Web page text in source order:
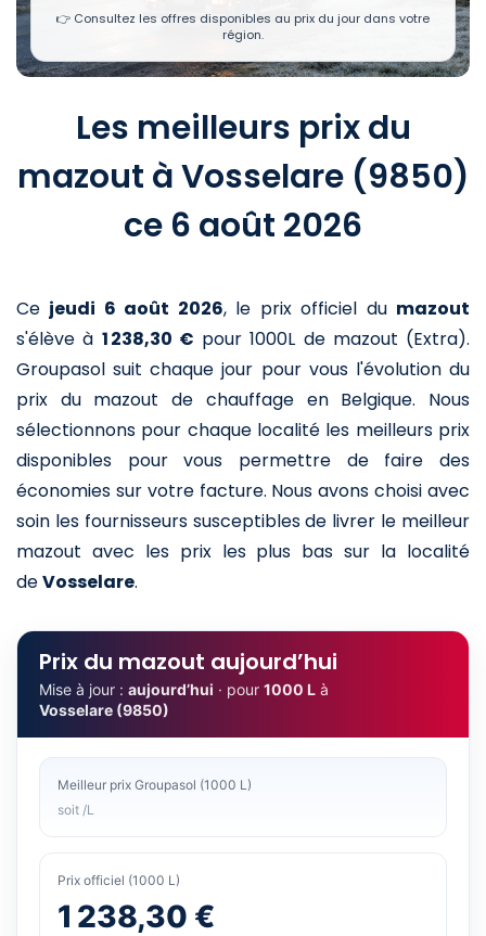
👉 Consultez les offres disponibles au prix du jour dans votre
région.
Les meilleurs prix du
mazout à Vosselare (9850)
ce 6 août 2026
Ce jeudi 6 août 2026, le prix officiel du mazout
s'élève à 1 238,30 € pour 1000L de mazout (Extra).
Groupasol suit chaque jour pour vous l'évolution du
prix du mazout de chauffage en Belgique. Nous
sélectionnons pour chaque localité les meilleurs prix
disponibles pour vous permettre de faire des
économies sur votre facture. Nous avons choisi avec
soin les fournisseurs susceptibles de livrer le meilleur
mazout avec les prix les plus bas sur la localité
deVosselare.
Prix du mazout aujourd’hui
Mise à jour : aujourd’hui · pour 1000 L à
Vosselare (9850)
Meilleur prix Groupasol (1000 L)
soit /L
Prix officiel (1000 L)
1 238,30 €